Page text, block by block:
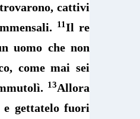
cattivi
11Il re
uomo che non
come mai sei
13Allora
gettatelo fuori